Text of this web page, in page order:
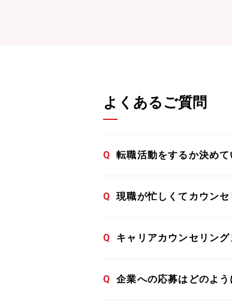
よくあるご質問
Q 転職活動をするか決め
Q 現職が忙しくてカウン
Q キャリアカウンセリン
Q 企業への応募はどのよ